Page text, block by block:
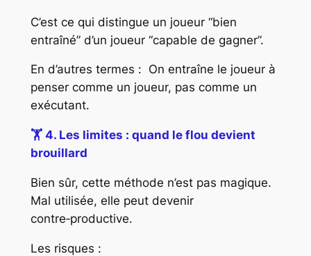
C’est ce qui distingue un joueur “bien
entraîné” d’un joueur “capable de gagner”.
En d’autres termes : On entraîne le joueur à
penser comme un joueur, pas comme un
exécutant.
🏋️4. Les limites : quand le flou devient
brouillard
Bien sûr, cette méthode n’est pas magique.
Mal utilisée, elle peut devenir
contre‑productive.
Les risques :